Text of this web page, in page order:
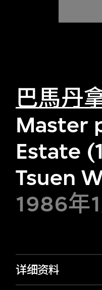
巴馬丹
Master
Estate
Tsuen
1986年
详细资料